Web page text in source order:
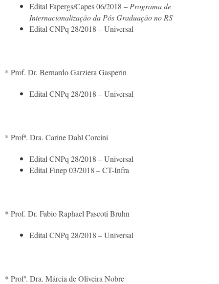
Edital Fapergs/Capes 06/2018 – Programa de
Internacionalização da Pós Graduação no RS
Edital CNPq 28/2018 – Universal
* Prof. Dr. Bernardo Garziera Gasperin
Edital CNPq 28/2018 – Universal
* Profª. Dra. Carine Dahl Corcini
Edital CNPq 28/2018 – Universal
Edital Finep 03/2018 – CT-Infra
* Prof. Dr. Fabio Raphael Pascoti Bruhn
Edital CNPq 28/2018 – Universal
* Profª. Dra. Márcia de Oliveira Nobre